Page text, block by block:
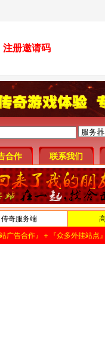
注册邀请码